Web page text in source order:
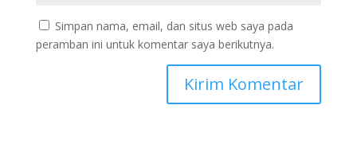
Simpan nama, email, dan situs web saya pada
peramban ini untuk komentar saya berikutnya.